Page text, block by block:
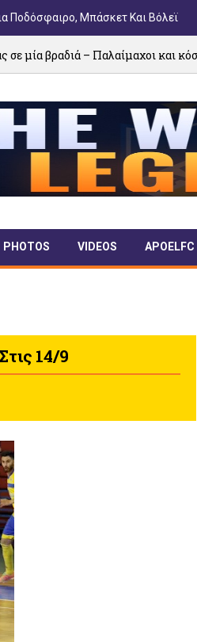
Ποδόσφαιρο, Μπάσκετ Και Βόλεϊ
Παλαίμαχοι και κόσμος έγιναν ένα
PHOTOS VIDEOS APOELFC
14/9